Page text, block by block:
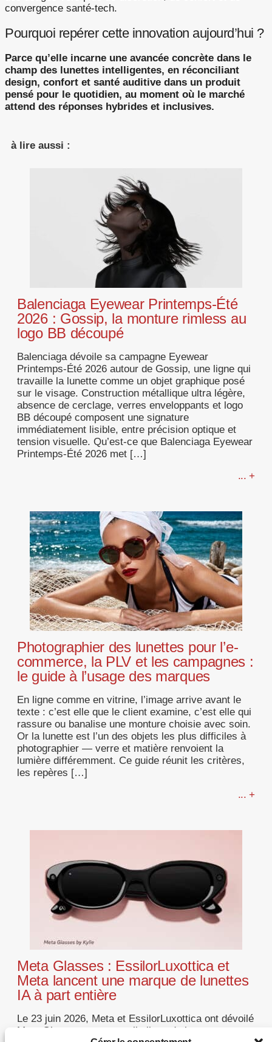
convergence santé-tech.
Pourquoi repérer cette innovation aujourd’hui ?
Parce qu’elle incarne une avancée concrète dans le
champ des lunettes intelligentes, en réconciliant
design, confort et santé auditive dans un produit
pensé pour le quotidien, au moment où le marché
attend des réponses hybrides et inclusives.
à lire aussi :
Balenciaga Eyewear Printemps-Été
2026 : Gossip, la monture rimless au
logo BB découpé
Balenciaga dévoile sa campagne Eyewear
Printemps-Été 2026 autour de Gossip, une ligne qui
travaille la lunette comme un objet graphique posé
sur le visage. Construction métallique ultra légère,
absence de cerclage, verres enveloppants et logo
BB découpé composent une signature
immédiatement lisible, entre précision optique et
tension visuelle. Qu’est-ce que Balenciaga Eyewear
Printemps-Été 2026 met […]
... +
Photographier des lunettes pour l’e-
commerce, la PLV et les campagnes :
le guide à l’usage des marques
En ligne comme en vitrine, l’image arrive avant le
texte : c’est elle que le client examine, c’est elle qui
rassure ou banalise une monture choisie avec soin.
Or la lunette est l’un des objets les plus difficiles à
photographier — verre et matière renvoient la
lumière différemment. Ce guide réunit les critères,
les repères […]
... +
Meta Glasses : EssilorLuxottica et
Meta lancent une marque de lunettes
IA à part entière
Le 23 juin 2026, Meta et EssilorLuxottica ont dévoilé
Meta Glasses, une nouvelle ligne de lunettes